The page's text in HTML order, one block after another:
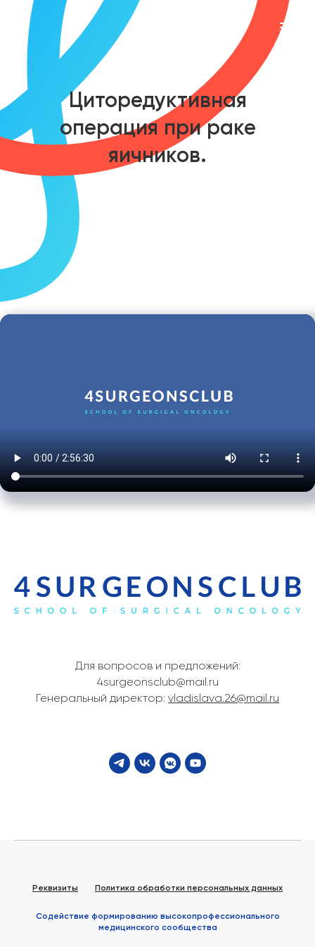
Циторедуктивная
операция при раке
яичников.
Для вопросов и предложений:
4surgeonsclub@mail.ru
Генеральный директор: vladislava.26@mail.ru
Реквизиты Политика обработки персональных данных
Содействие формированию высокопрофессионального
медицинского сообщества